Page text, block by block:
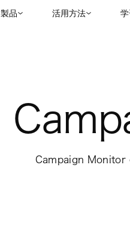
製品 活用方法
Campaign Monitor